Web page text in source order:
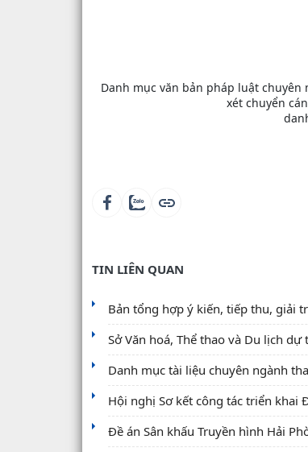
Danh mục văn bản pháp luật
xét chuyển
TIN LIÊN QUAN
Bản tổng hợp ý kiến, tiếp thu, giải
Sở Văn hoá, Thể thao và Du lịch
Danh mục tài liệu chuyên ngành
Hội nghị Sơ kết công tác triển khai
Đề án Sân khấu Truyền hình Hải